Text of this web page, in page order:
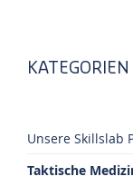
KATEGORIEN
Unsere Skillslab
Taktische